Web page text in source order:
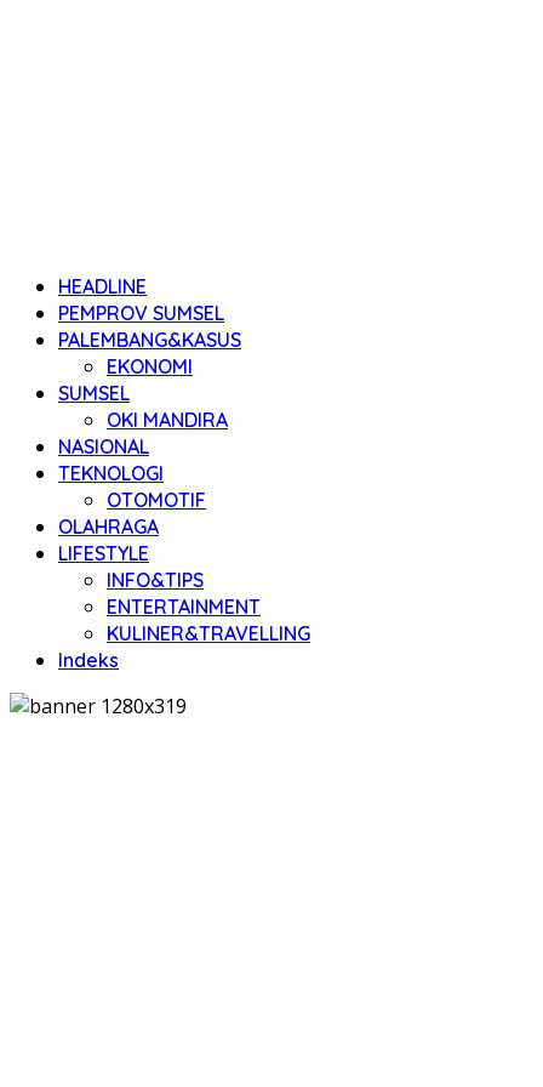
HEADLINE
PEMPROV SUMSEL
PALEMBANG&KASUS
EKONOMI
SUMSEL
OKI MANDIRA
NASIONAL
TEKNOLOGI
OTOMOTIF
OLAHRAGA
LIFESTYLE
INFO&TIPS
ENTERTAINMENT
KULINER&TRAVELLING
Indeks